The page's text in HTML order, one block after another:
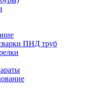
ПНД труб